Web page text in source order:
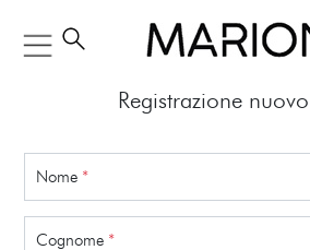
Registrazione
Nome *
Cognome *